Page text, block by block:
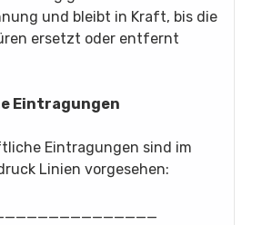
und bleibt in Kraft, bis die
ersetzt oder entfernt
Eintragungen
Eintragungen sind im
Linien vorgesehen: